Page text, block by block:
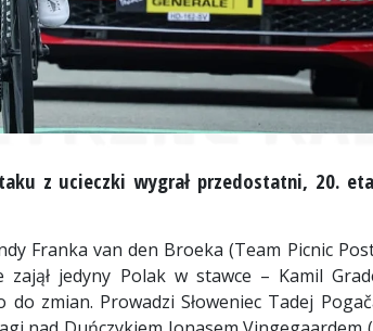
z ucieczki wygrał przedostatni, 20.
Franka van den Broeka (Team Picnic
zajął jedyny Polak w stawce – Kamil
zmian. Prowadzi Słoweniec Tadej